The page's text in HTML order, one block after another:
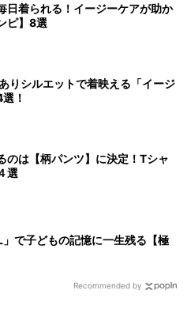
日着られる！イージーケアが助か
ピ】8選
りシルエットで着映える「イージ
！
のは【柄パンツ】に決定！Tシャ
選
」で子どもの記憶に一生残る【極
Recommended by